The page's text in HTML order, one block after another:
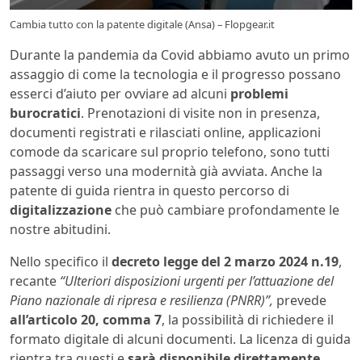
Cambia tutto con la patente digitale (Ansa) – Flopgear.it
Durante la pandemia da Covid abbiamo avuto un primo
assaggio di come la tecnologia e il progresso possano
esserci d’aiuto per ovviare ad alcuni problemi
burocratici. Prenotazioni di visite non in presenza,
documenti registrati e rilasciati online, applicazioni
comode da scaricare sul proprio telefono, sono tutti
passaggi verso una modernità già avviata. Anche la
patente di guida rientra in questo percorso di
digitalizzazione che può cambiare profondamente le
nostre abitudini.
Nello specifico il decreto legge del 2 marzo 2024 n.19,
recante “Ulteriori disposizioni urgenti per l’attuazione del
Piano nazionale di ripresa e resilienza (PNRR)”, prevede
all’articolo 20, comma 7, la possibilità di richiedere il
formato digitale di alcuni documenti. La licenza di guida